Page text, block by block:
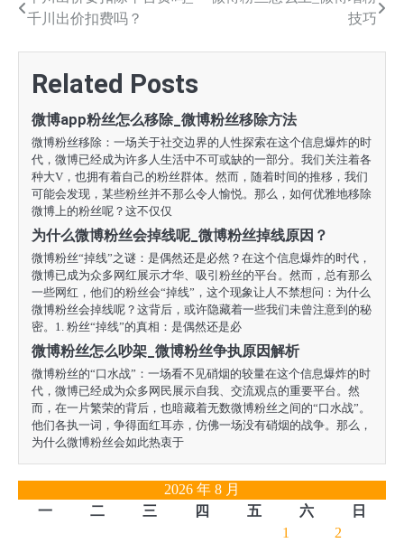
航
千川出价扣费吗？
技巧
Related Posts
微博app粉丝怎么移除_微博粉丝移除方法
微博粉丝移除：一场关于社交边界的人性探索在这个信息爆炸的时
代，微博已经成为许多人生活中不可或缺的一部分。我们关注着各
种大V，也拥有着自己的粉丝群体。然而，随着时间的推移，我们
可能会发现，某些粉丝并不那么令人愉悦。那么，如何优雅地移除
微博上的粉丝呢？这不仅仅
为什么微博粉丝会掉线呢_微博粉丝掉线原因？
微博粉丝“掉线”之谜：是偶然还是必然？在这个信息爆炸的时代，
微博已成为众多网红展示才华、吸引粉丝的平台。然而，总有那么
一些网红，他们的粉丝会“掉线”，这个现象让人不禁想问：为什么
微博粉丝会掉线呢？这背后，或许隐藏着一些我们未曾注意到的秘
密。1. 粉丝“掉线”的真相：是偶然还是必
微博粉丝怎么吵架_微博粉丝争执原因解析
微博粉丝的“口水战”：一场看不见硝烟的较量在这个信息爆炸的时
代，微博已经成为众多网民展示自我、交流观点的重要平台。然
而，在一片繁荣的背后，也暗藏着无数微博粉丝之间的“口水战”。
他们各执一词，争得面红耳赤，仿佛一场没有硝烟的战争。那么，
为什么微博粉丝会如此热衷于
2026 年 8 月
一
二 三 四 五 六
日
1
2